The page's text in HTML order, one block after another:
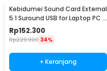
Kebidumei Sound Card External
5.1 Suround USB for Laptop PC -
CM6206
Rp152.300
Rp229.900 34%
+ Keranjang